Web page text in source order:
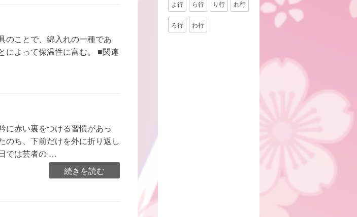
のことで、綿入れの一種であ
によって保温性に富む。 ■関連
に赤い裏をつける習慣があっ
のち、下前だけを外に折り返し
では芸者の …
“返
続きを読む
よ行 ら行 り行 れ行
ろ行 わ行